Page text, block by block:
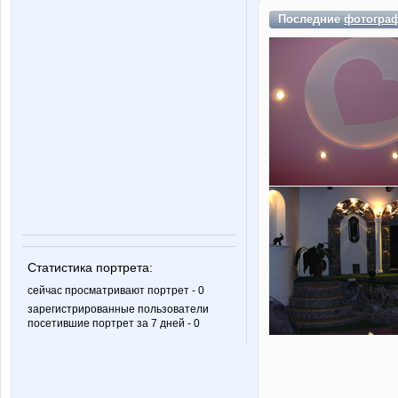
Статистика портрета:
сейчас просматривают портрет - 0
зарегистрированные пользователи
посетившие портрет за 7 дней - 0
Последние